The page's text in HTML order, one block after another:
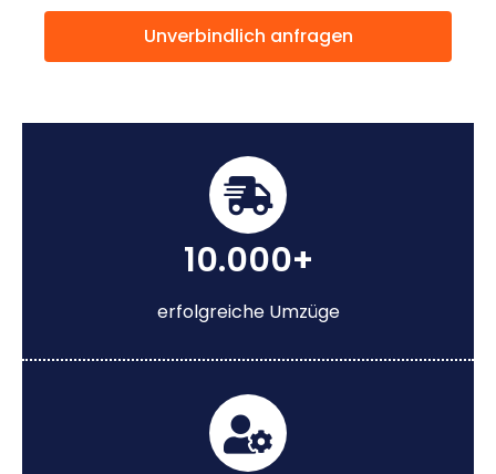
Unverbindlich anfragen
10.000+
erfolgreiche Umzüge